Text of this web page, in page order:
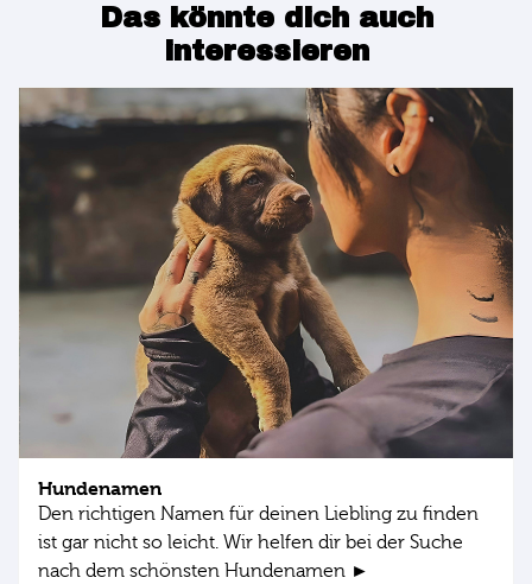
Das könnte dich auch
interessieren
Hundenamen
Den richtigen Namen für deinen Liebling zu finden
ist gar nicht so leicht. Wir helfen dir bei der Suche
nach dem schönsten Hundenamen ►